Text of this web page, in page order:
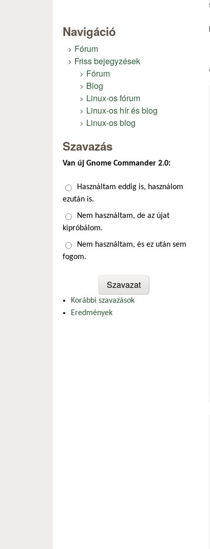
Navigáció
Fórum
Friss bejegyzések
Fórum
Blog
Linux-os fórum
Linux-os hír és blog
Linux-os blog
Szavazás
Van új Gnome Commander 2.0:
Választások
Használtam eddig is, használom
ezután is.
Nem használtam, de az újat
kipróbálom.
Nem használtam, és ez után sem
fogom.
Korábbi szavazások
Eredmények